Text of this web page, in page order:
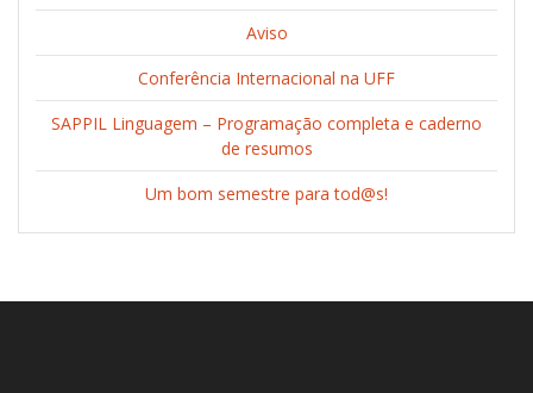
Aviso
Conferência Internacional na UFF
SAPPIL Linguagem – Programação completa e caderno
de resumos
Um bom semestre para tod@s!